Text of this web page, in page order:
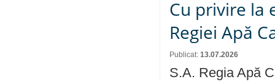
Cu privire la
Regiei Apă
Publicat: 13.07.2026
S.A. Regia Apă